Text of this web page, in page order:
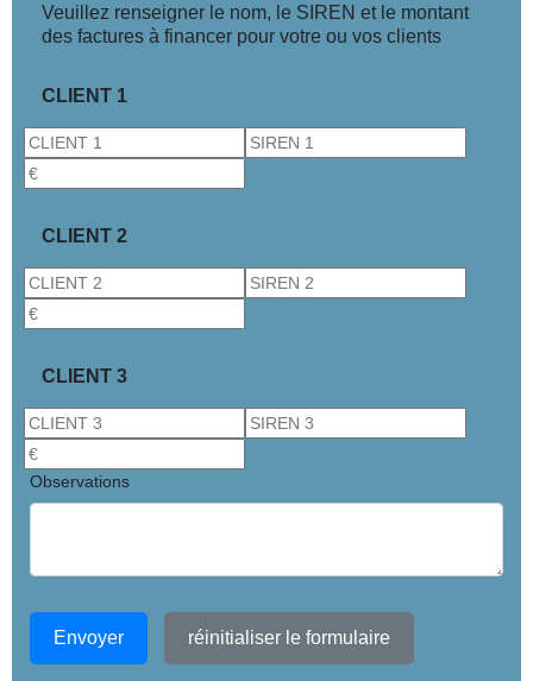
Veuillez renseigner le nom, le SIREN et le montant
des factures à financer pour votre ou vos clients
CLIENT 1
CLIENT 2
CLIENT 3
Observations
Envoyer réinitialiser le formulaire